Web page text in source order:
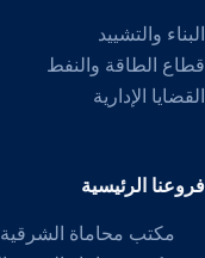
البناء والتشييد
قطاع الطاقة والنفط
القضايا الإدارية
فروعنا الرئيسية
مكتب محاماة الشرقية